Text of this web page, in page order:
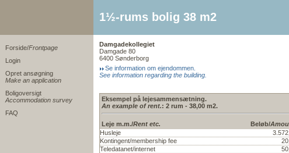
1½-rums bolig 38 m2
Forside/Frontpage
Login
Opret ansøgning
Make an application
Boligoversigt
Accommodation survey
FAQ
Damgadekollegiet
Damgade 80
6400 Sønderborg
Se information om ejendommen.
See information regarding the building.
Eksempel på lejesammensætning.
An example of rent.: 2 rum - 38,00 m2.
Leje m.m./Rent etc. Beløb/
Husleje
Kontingent/membership fee
Teledatanet/internet